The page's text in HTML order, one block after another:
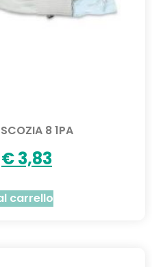
8 1PA
€3,83
carrello